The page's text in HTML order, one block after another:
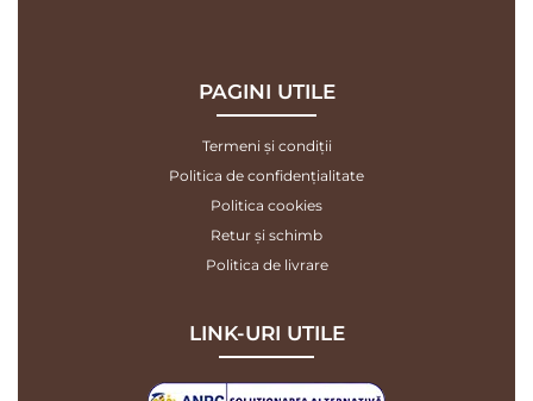
PAGINI UTILE
Termeni și condiții
Politica de confidențialitate
Politica cookies
Retur și schimb
Politica de livrare
LINK-URI UTILE